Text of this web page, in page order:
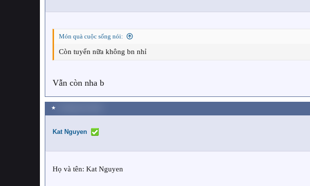
Món quà cuộc sống nói:
Còn tuyển nữa không bn nhỉ
Vẫn còn nha b
★
Kat Nguyen
Họ và tên: Kat Nguyen